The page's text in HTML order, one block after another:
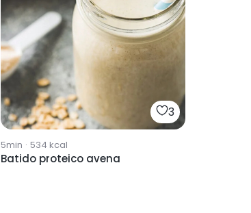
3
5min · 534 kcal
Batido proteico avena